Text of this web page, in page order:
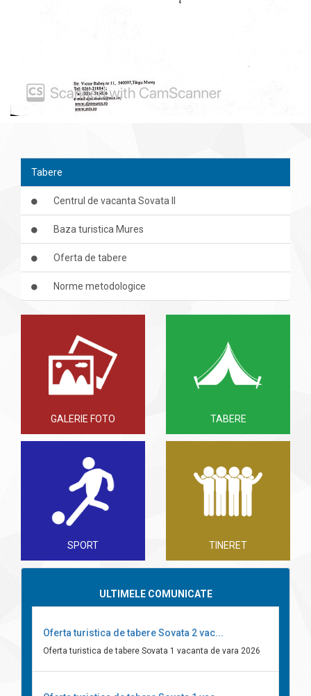
Tabere
Centrul de vacanta Sovata II
Baza turistica Mures
Oferta de tabere
Norme metodologice
GALERIE FOTO TABERE
SPORT TINERET
ULTIMELE COMUNICATE
Oferta turistica de tabere Sovata 2 vac...
Oferta turistica de tabere Sovata 1 vacanta de vara 2026